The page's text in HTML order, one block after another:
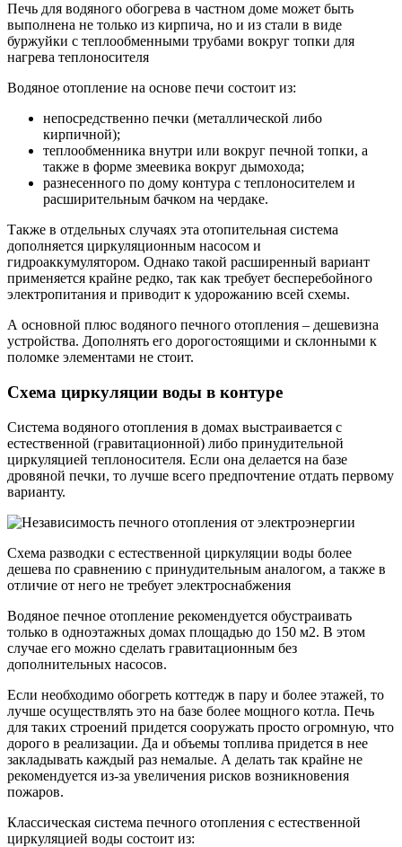
Печь для водяного обогрева в частном доме может быть
выполнена не только из кирпича, но и из стали в виде
буржуйки с теплообменными трубами вокруг топки для
нагрева теплоносителя
Водяное отопление на основе печи состоит из:
непосредственно печки (металлической либо
кирпичной);
теплообменника внутри или вокруг печной топки, а
также в форме змеевика вокруг дымохода;
разнесенного по дому контура с теплоносителем и
расширительным бачком на чердаке.
Также в отдельных случаях эта отопительная система
дополняется циркуляционным насосом и
гидроаккумулятором. Однако такой расширенный вариант
применяется крайне редко, так как требует бесперебойного
электропитания и приводит к удорожанию всей схемы.
А основной плюс водяного печного отопления – дешевизна
устройства. Дополнять его дорогостоящими и склонными к
поломке элементами не стоит.
Схема циркуляции воды в контуре
Система водяного отопления в домах выстраивается с
естественной (гравитационной) либо принудительной
циркуляцией теплоносителя. Если она делается на базе
дровяной печки, то лучше всего предпочтение отдать первому
варианту.
Схема разводки с естественной циркуляции воды более
дешева по сравнению с принудительным аналогом, а также в
отличие от него не требует электроснабжения
Водяное печное отопление рекомендуется обустраивать
только в одноэтажных домах площадью до 150 м2. В этом
случае его можно сделать гравитационным без
дополнительных насосов.
Если необходимо обогреть коттедж в пару и более этажей, то
лучше осуществлять это на базе более мощного котла. Печь
для таких строений придется сооружать просто огромную, что
дорого в реализации. Да и объемы топлива придется в нее
закладывать каждый раз немалые. А делать так крайне не
рекомендуется из-за увеличения рисков возникновения
пожаров.
Классическая система печного отопления с естественной
циркуляцией воды состоит из: